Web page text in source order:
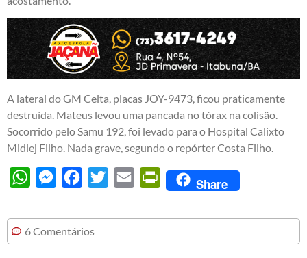
A lateral do GM Celta, placas JOY-9473, ficou praticamente
destruída. Mateus levou uma pancada no tórax na colisão.
Socorrido pelo Samu 192, foi levado para o Hospital Calixto
Midlej Filho. Nada grave, segundo o repórter Costa Filho.
WhatsAppMessengerFacebook
Twitter Email PrintFriendly
Share
6 Comentários